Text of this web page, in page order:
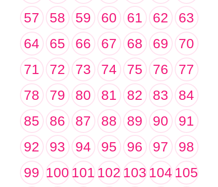
57
58 59 60 61 62
63
64
65 66 67 68 69
70
71
72 73 74 75 76
77
78
79 80 81 82 83
84
85
86 87 88 89 90
91
92
93 94 95 96 97
98
99 100101102103104105